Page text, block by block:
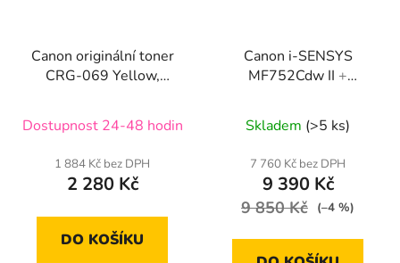
Canon originální toner
CRG-069 Yellow,
Dostupnost 24-48 hodin
1 884 Kč bez DPH
2 280 Kč
DO KOŠÍKU
Canon i-SENSYS
MF752Cdw II +
Skladem (>5 ks)
7 760 Kč bez DPH
9 390 Kč
9 850 Kč (–4 %)